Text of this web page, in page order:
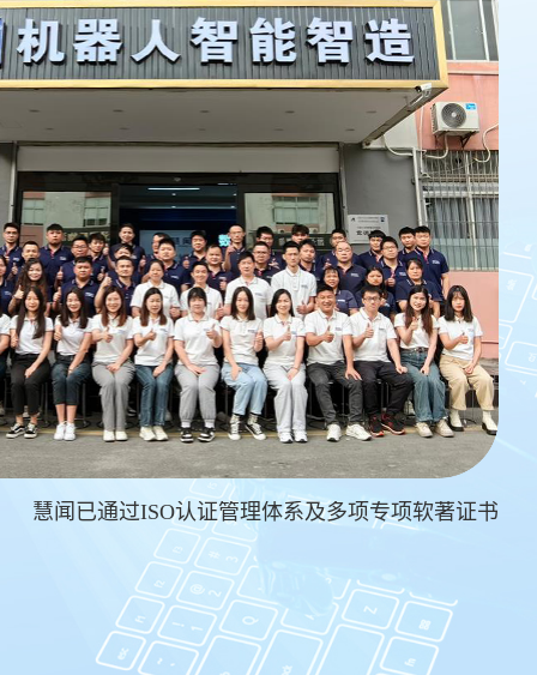
慧闻已通过ISO认证管理体系及多项专项软著证书